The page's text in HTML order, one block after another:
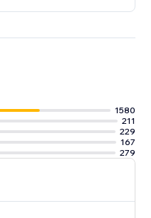
1580
211
229
167
279